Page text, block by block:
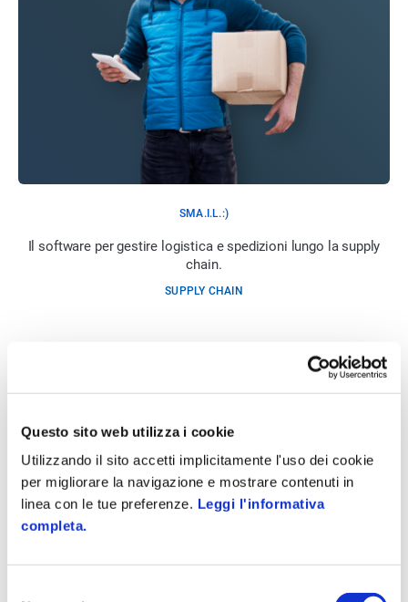
Questo sito web utilizza i cookie
Utilizzando il sito accetti implicitamente l'uso dei cookie
per migliorare la navigazione e mostrare contenuti in
linea con le tue preferenze. Leggi l'informativa
completa.
SMA.I.L.:)
Il software per gestire logistica e spedizioni lungo la supply
chain.
SUPPLY CHAIN